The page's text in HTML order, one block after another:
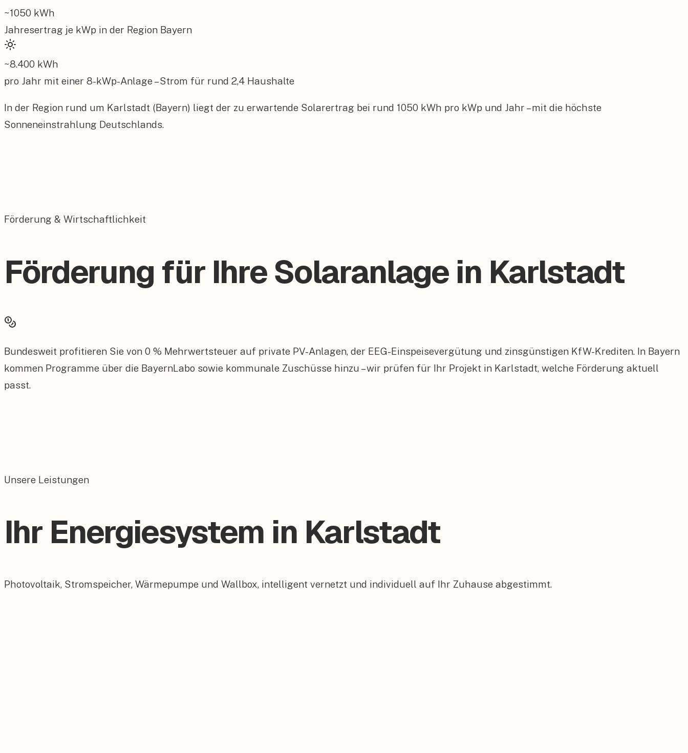
~1050 kWh
Jahresertrag je kWp in der Region Bayern
~8.400 kWh
pro Jahr mit einer 8-kWp-Anlage – Strom für rund 2,4 Haushalte
In der Region rund um Karlstadt (Bayern) liegt der zu erwartende Solarertrag bei rund 1050 kWh pro kWp und Jahr – mit die höchste
Sonneneinstrahlung Deutschlands.
Förderung & Wirtschaftlichkeit
Förderung für Ihre Solaranlage in Karlstadt
Bundesweit profitieren Sie von 0 % Mehrwertsteuer auf private PV-Anlagen, der EEG-Einspeisevergütung und zinsgünstigen KfW-Krediten. In Bayern
kommen Programme über die BayernLabo sowie kommunale Zuschüsse hinzu – wir prüfen für Ihr Projekt in Karlstadt, welche Förderung aktuell
passt.
Unsere Leistungen
Ihr Energiesystem in Karlstadt
Photovoltaik, Stromspeicher, Wärmepumpe und Wallbox, intelligent vernetzt und individuell auf Ihr Zuhause abgestimmt.